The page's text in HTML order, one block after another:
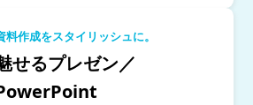
料作成をスタイリッシュに。
せるプレゼン／